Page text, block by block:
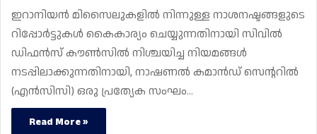
ഇറാനിയൻ മിസൈലുകളിൽ നിന്നുള്ള നാശനഷ്ടങ്ങളുടെ
റിപ്പോർട്ടുകൾ കൈകാര്യം ചെയ്യുന്നതിനായി സിവിൽ
ഡിഫൻസ് കൗൺസിൽ നിശ്ചയിച്ച നിയമങ്ങൾ
നടപ്പിലാക്കുന്നതിനായി, നാഷണൽ കമാൻഡ് സെന്ററിൽ
(എൻ‌സി‌സി) ഒരു പ്രത്യേക സംഘം…
Read More »